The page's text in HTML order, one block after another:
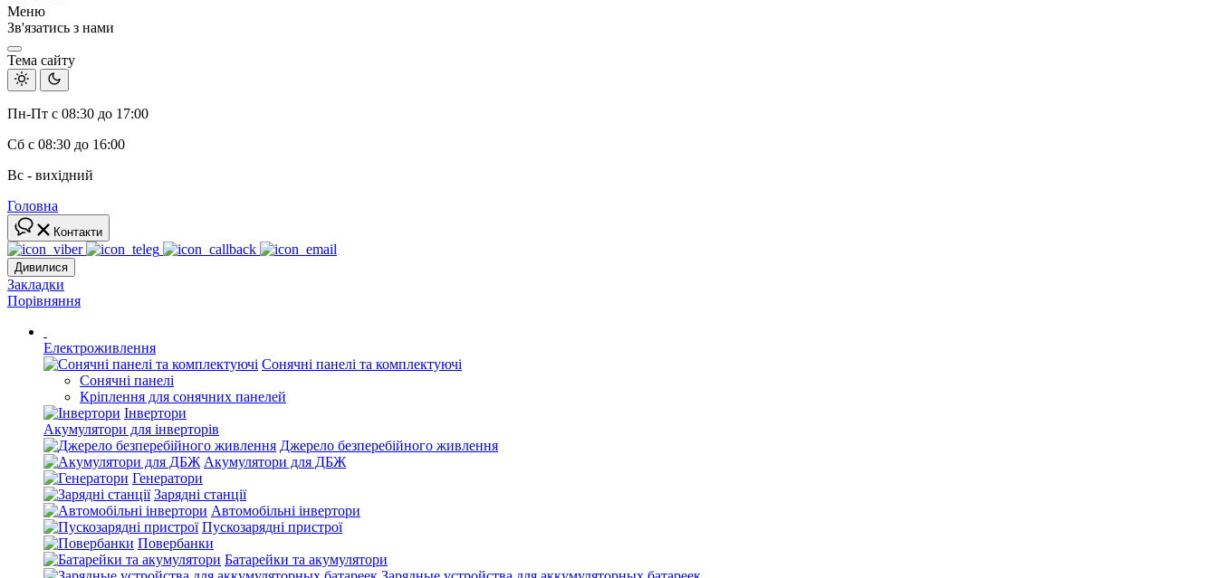
Меню
Зв'язатись з нами
Тема сайту
Пн-Пт с 08:30 до 17:00
Сб с 08:30 до 16:00
Вс - вихідний
Головна
Контакти
Дивилися
Закладки
Порівняння
Електроживлення
Сонячні панелі та комплектуючі
Сонячні панелі
Кріплення для сонячних панелей
Інвертори
Акумулятори для інверторів
Джерело безперебійного живлення
Акумулятори для ДБЖ
Генератори
Зарядні станції
Автомобільні інвертори
Пускозарядні пристрої
Повербанки
Батарейки та акумулятори